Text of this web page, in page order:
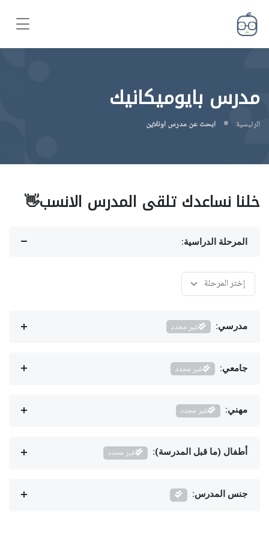
مدرس بايوميكانيك
الرئيسية ابحث عن مدرس اونلاين
خلنا نساعدك تلقى المدرس الانسب👋
المرحلة الدراسية:
مدرسي: غير محدد
جامعي: غير محدد
مهني: غير محدد
أطفال (ما قبل المدرسة): غير محدد
جنس المدرس: